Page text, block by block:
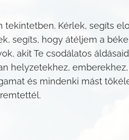
Kérlek, segíts
segíts, hogy átéljem a
akit Te csodálatos
helyzetekhez,
és mindenki mást